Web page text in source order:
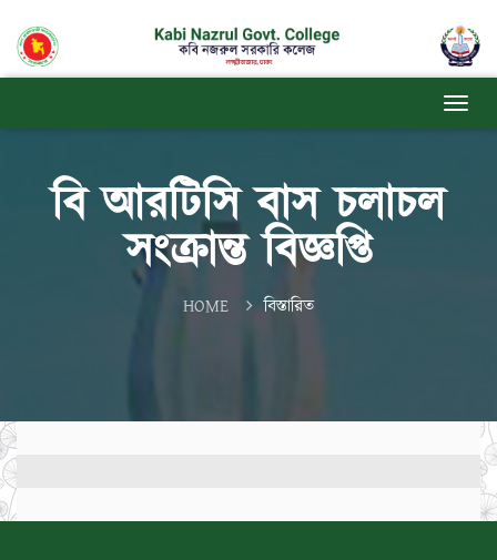
বি আরটিসি বাস চলাচল
সংক্রান্ত বিজ্ঞপ্তি
HOME বিস্তারিত